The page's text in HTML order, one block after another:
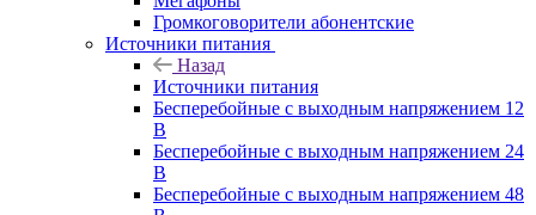
Громкоговорители абонентские
Источники питания
Назад
Источники питания
Бесперебойные с выходным напряжением 12
В
Бесперебойные с выходным напряжением 24
В
Бесперебойные с выходным напряжением 48